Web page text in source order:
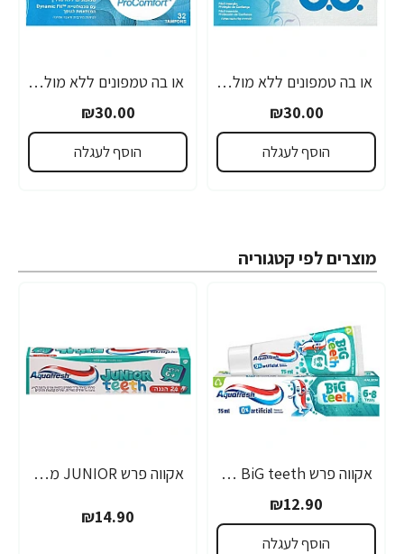
או בה טמפונים ללא מוליך מיני פרוקומפורט 32 יחידות - מבית O.B.
₪30.00
הוסף לעגלה
או בה טמפונים ללא מוליך נורמל פרוקומפורט 32 יחידות - מבית O.B.
₪30.00
הוסף לעגלה
מוצרים לפי קטגוריה
אקווה פרש BiG teeth משחת שיניים לילדים לגילאי 6-8 שנים - 50 מ"ל
₪12.90
הוסף לעגלה
אקווה פרש JUNIOR משחת שיניים לילדים +6 - 50 מ"ל
₪14.90